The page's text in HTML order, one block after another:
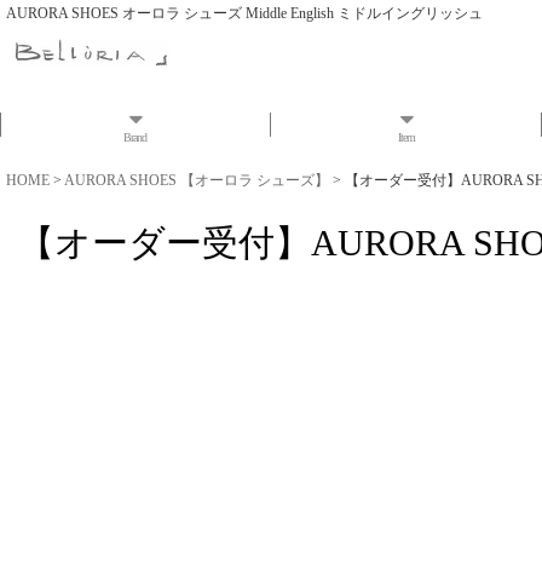
AURORA SHOES オーロラ シューズ Middle English ミドルイングリッシュ
Brand Item
HOME > AURORA SHOES 【オーロラ シューズ】 > 【オーダー受付】AURORA
【オーダー受付】AURORA